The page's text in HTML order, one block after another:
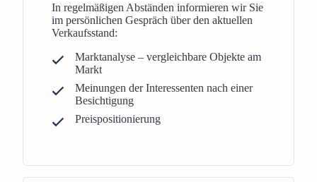
In regelmäßigen Abständen informieren wir Sie
im persönlichen Gespräch über den aktuellen
Verkaufsstand:
Marktanalyse – vergleichbare Objekte am
Markt
Meinungen der Interessenten nach einer
Besichtigung
Preispositionierung